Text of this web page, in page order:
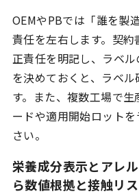
OEMやPBでは「誰を製
責任を左右します。契
正責任を明記し、ラベ
を決めておくと、ラベ
す。また、複数工場で
ードや適用開始ロット
さい。
栄養成分表示とアレ
ら数値根拠と接触リ